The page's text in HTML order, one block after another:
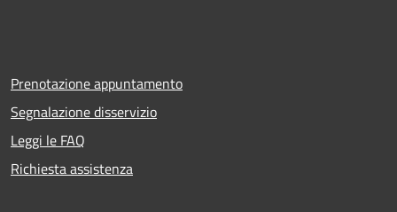
Prenotazione appuntamento
Segnalazione disservizio
Leggi le FAQ
Richiesta assistenza